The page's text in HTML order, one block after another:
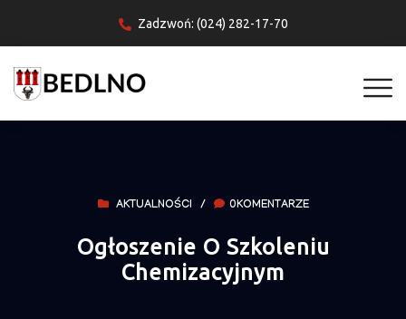
Zadzwoń: (024) 282-17-70
AKTUALNOŚCI / 0KOMENTARZE
Ogłoszenie O Szkoleniu
Chemizacyjnym